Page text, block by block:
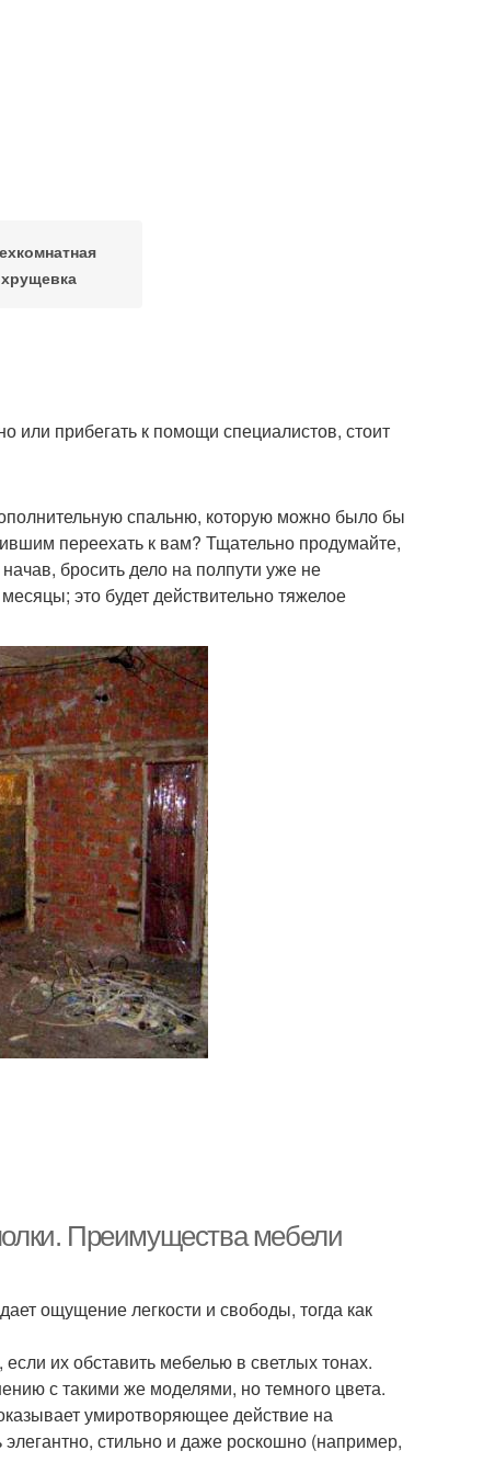
хрущевка
или прибегать к помощи специалистов, стоит
спальню, которую можно было бы
переехать к вам? Тщательно продумайте,
бросить дело на полпути уже не
это будет действительно тяжелое
Преимущества мебели
ощущение легкости и свободы, тогда как
их обставить мебелью в светлых тонах.
с такими же моделями, но темного цвета.
умиротворяющее действие на
стильно и даже роскошно (например,